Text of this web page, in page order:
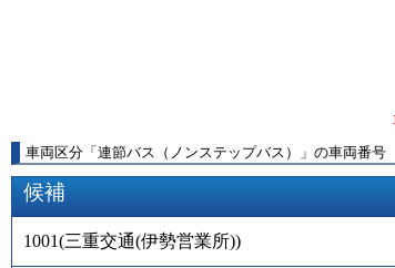
車両区分 「 連節バス（ノンステップバス） 」 の車両番号
候補
1001(三重交通(伊勢営業所))